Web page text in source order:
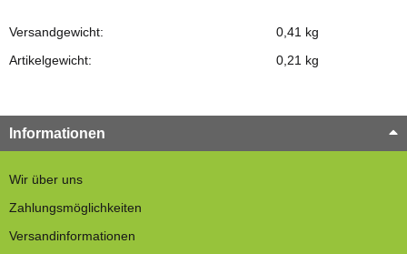
Versandgewicht:
0,41 kg
Artikelgewicht:
0,21 kg
Informationen
Wir über uns
Zahlungsmöglichkeiten
Versandinformationen